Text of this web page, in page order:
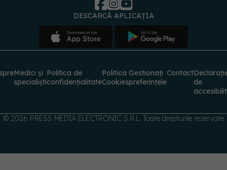
DESCARCĂ APLICAȚIA
Medici și
specialiști
Politica de
confidențialitate
Politica
Cookies
Gestionați
preferințele
Contact
de
© 2026 PRESS MEDIA ELECTRONIC S.R.L. Toate drepturile rezervate